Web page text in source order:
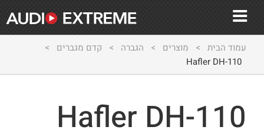
עמוד הבית > מוצרים > הגברה > קדם מגברים >
Hafler DH-110
Hafler DH-110